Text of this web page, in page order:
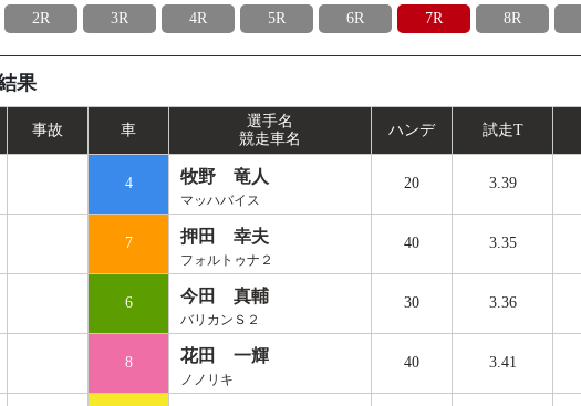
2R 3R 4R 5R 6R 7R 8R
果
事故 車
選手名
競走車名
ハンデ 試走T
4 牧野 竜人
マッハバイス
20 3.39
7 押田 幸夫
フォルトゥナ２
40 3.35
6 今田 真輔
バリカンＳ２
30 3.36
8 花田 一輝
ノノリキ
40 3.41